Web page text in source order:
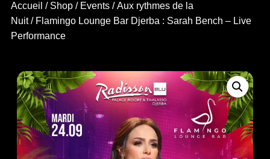
Accueil / Shop / Events /Aux rythmes de la
Nuit/ Flamingo Lounge Bar Djerba : Sarah Bench – Live
Performance